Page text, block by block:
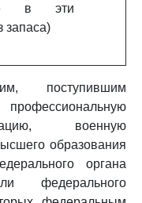
в эти
запаса)
поступившим
военную
образования
органа
федерального